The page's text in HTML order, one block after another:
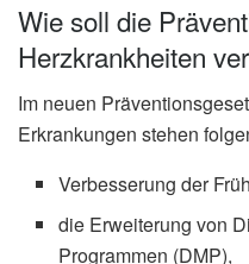
Wie soll die
Herzkrankheiten
Im neuen
Erkrankungen stehen
Verbesserung der
die Erweiterung von
Programmen (DMP),